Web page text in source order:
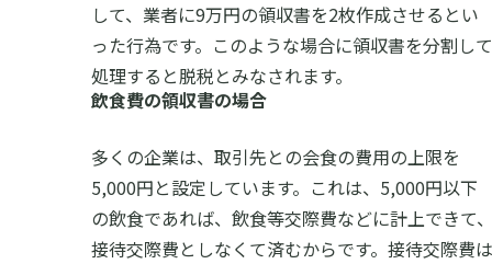
して、業者に9万円の領収書を2枚作成させるとい
った行為です。このような場合に領収書を分割して
処理すると脱税とみなされます。
飲食費の領収書の場合
多くの企業は、取引先との会食の費用の上限を
5,000円と設定しています。これは、5,000円以下
の飲食であれば、飲食等交際費などに計上できて
接待交際費としなくて済むからです。接待交際費は